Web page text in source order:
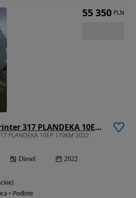
Mercedes-Benz Sprinter 317 PLANDEKA 10EP 170KM 2022
PLANDEKA 10EP 170KM 2022
Diesel 2022
• Podbite
55 350 PLN